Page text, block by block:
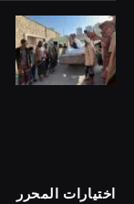
اختيارات المحرر